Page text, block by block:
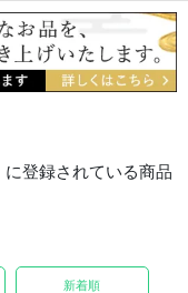
登録されている商品
新着順